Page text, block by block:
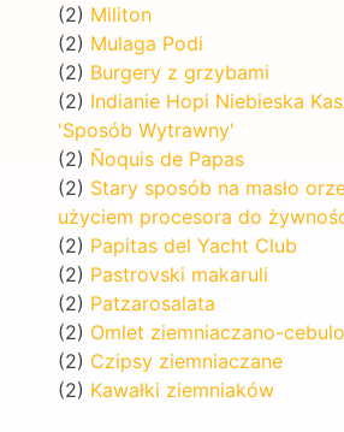
(2) Militon
(2) Mulaga Podi
(2) Burgery z grzybami
(2) Indianie Hopi Niebieska
'Sposób Wytrawny'
(2) Ñoquis de Papas
(2) Stary sposób na masło
użyciem procesora do
(2) Papitas del Yacht Club
(2) Pastrovski makaruli
(2) Patzarosalata
(2) Omlet ziemniaczano-
(2) Czipsy ziemniaczane
(2) Kawałki ziemniaków